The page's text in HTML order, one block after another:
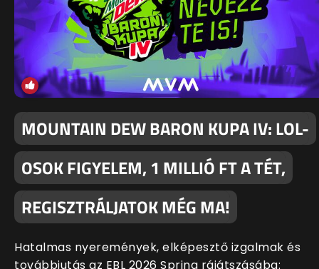
MOUNTAIN DEW BARON KUPA IV: LOL-
OSOK FIGYELEM, 1 MILLIÓ FT A TÉT,
REGISZTRÁLJATOK MÉG MA!
Hatalmas nyeremények, elképesztő izgalmak és
továbbjutás az EBL 2026 Spring rájátszásába: